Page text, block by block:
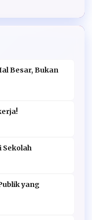
Besar, Bukan
Sekolah
yang